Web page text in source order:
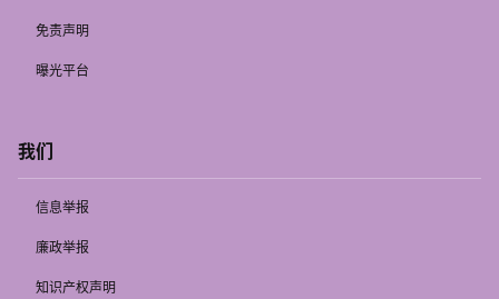
免责声明
曝光平台
我们
信息举报
廉政举报
知识产权声明